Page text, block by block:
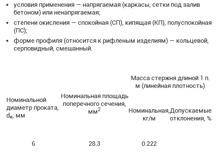
условия применения — напрягаемая (каркасы, сетки под залив
бетоном) или ненапрягаемая;
степени окисления — спокойная (СП), кипящая (КП), полуспокойная
(ПС);
форме профиля (относится к рифленым изделиям) — кольцевой,
серповидный, смешанный.
Номинальная площадь
поперечного сечения,
мм2
Масса стержня длиной 1 п.
м (линейная плотность)
Номинальной
диаметр проката,
dн , мм
Номинальная,
кг/м
Допускаемые
отклонения, %
6 28.3
0.222